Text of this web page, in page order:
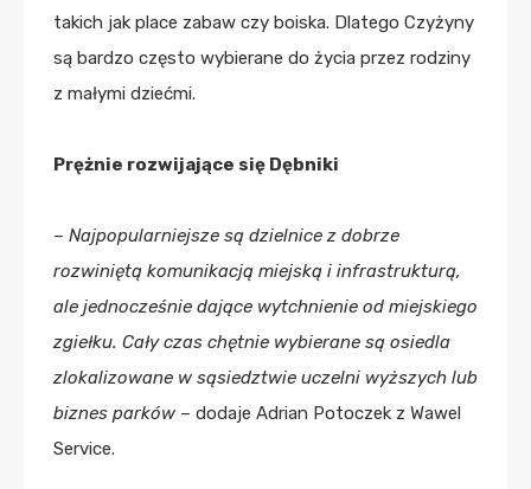
takich jak place zabaw czy boiska. Dlatego Czyżyny
są bardzo często wybierane do życia przez rodziny
z małymi dziećmi.
Prężnie rozwijające się Dębniki
– Najpopularniejsze są dzielnice z dobrze
rozwiniętą komunikacją miejską i infrastrukturą,
ale jednocześnie dające wytchnienie od miejskiego
zgiełku. Cały czas chętnie wybierane są osiedla
zlokalizowane w sąsiedztwie uczelni wyższych lub
biznes parków – dodaje Adrian Potoczek z Wawel
Service.